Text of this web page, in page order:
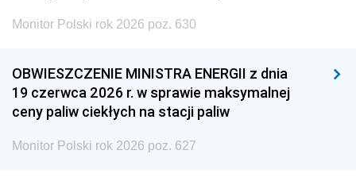
Monitor Polski rok 2026 poz. 630
OBWIESZCZENIE MINISTRA ENERGII z dnia
19 czerwca 2026 r. w sprawie maksymalnej
ceny paliw ciekłych na stacji paliw
Monitor Polski rok 2026 poz. 627